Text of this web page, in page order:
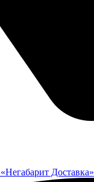
Доставка»